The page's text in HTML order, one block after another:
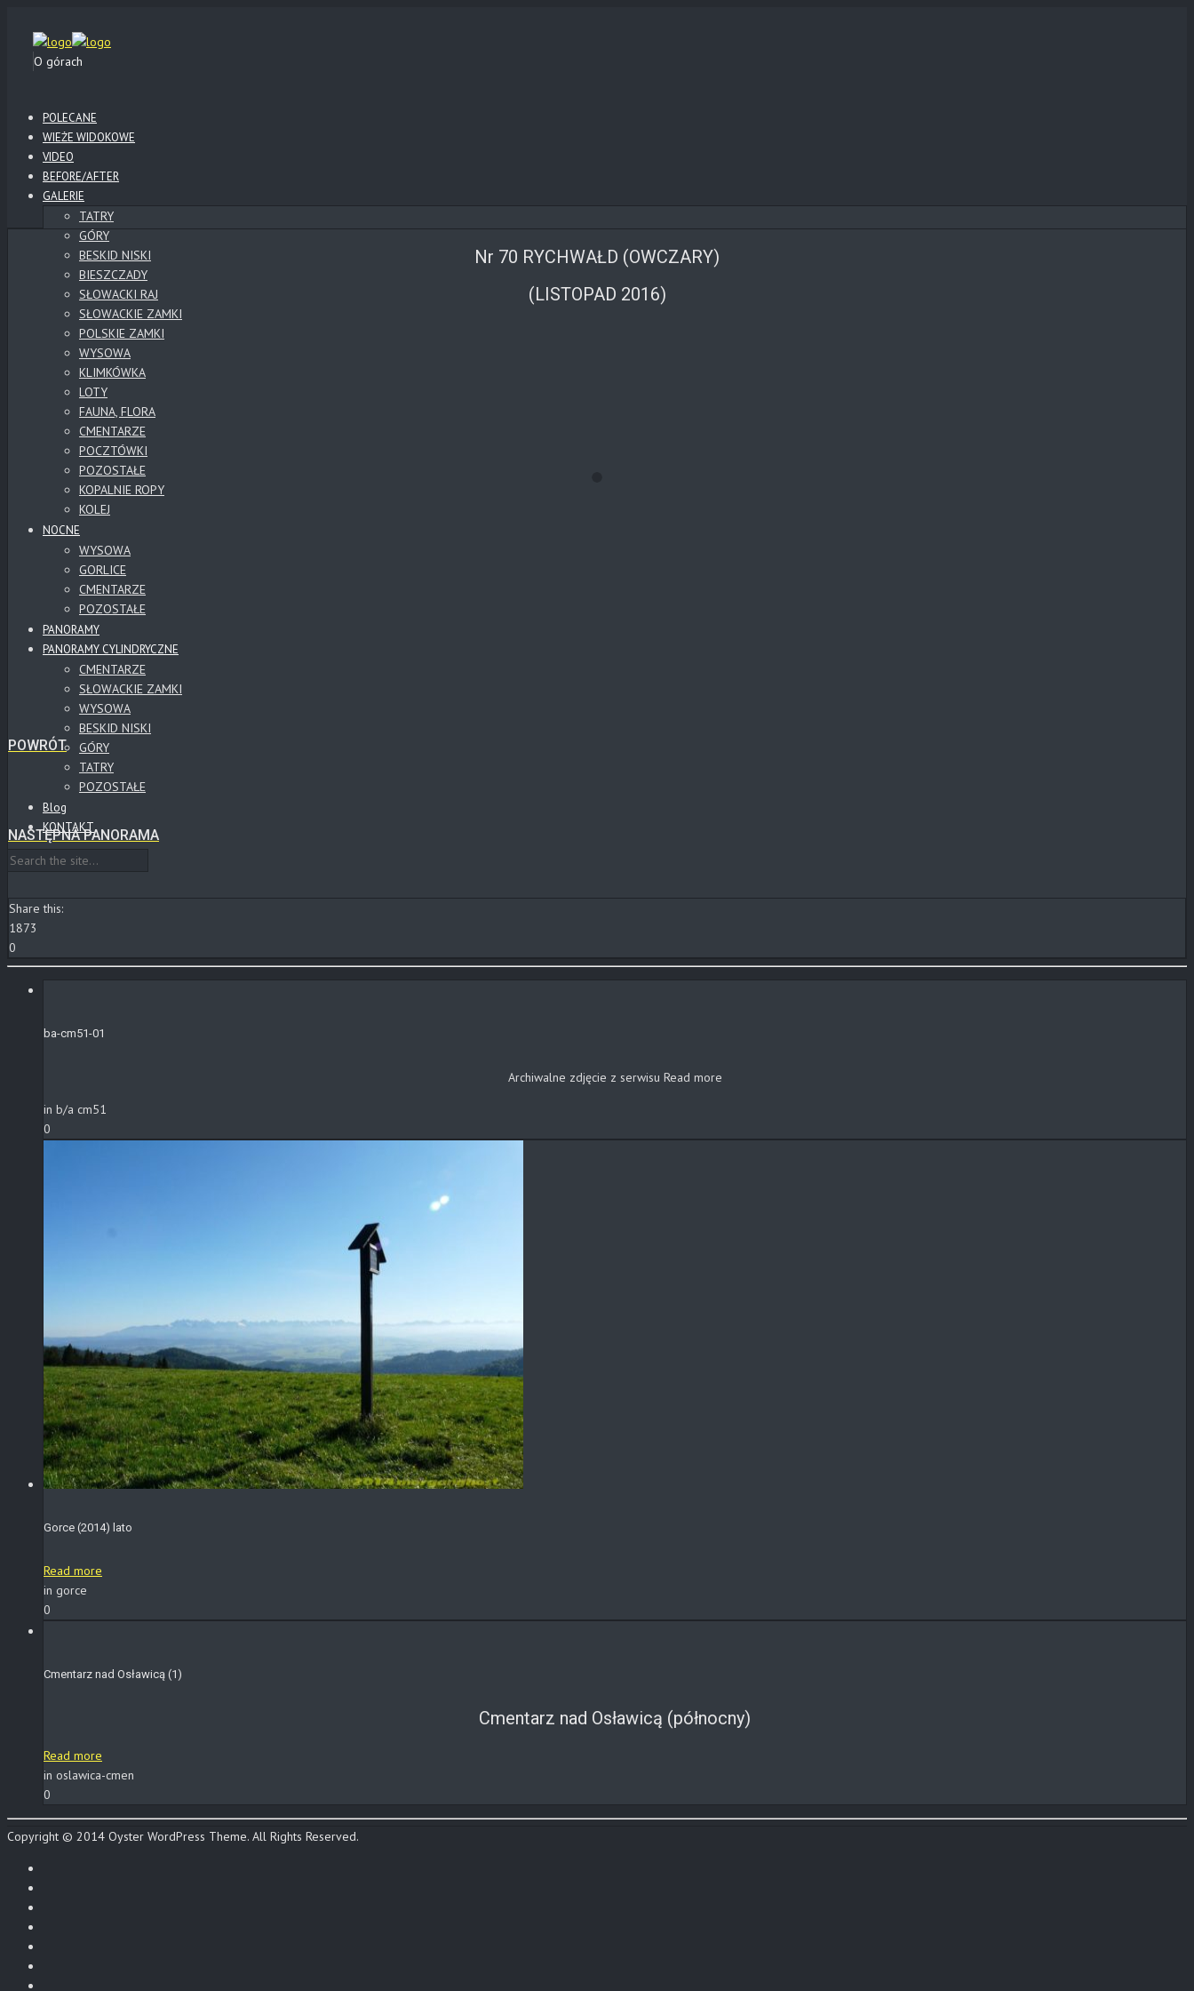
O górach
POLECANE
WIEŻE WIDOKOWE
VIDEO
BEFORE/AFTER
GALERIE
TATRY
GÓRY
BESKID NISKI
BIESZCZADY
SŁOWACKI RAJ
SŁOWACKIE ZAMKI
POLSKIE ZAMKI
WYSOWA
KLIMKÓWKA
LOTY
FAUNA, FLORA
CMENTARZE
POCZTÓWKI
POZOSTAŁE
KOPALNIE ROPY
KOLEJ
NOCNE
WYSOWA
GORLICE
CMENTARZE
POZOSTAŁE
PANORAMY
PANORAMY CYLINDRYCZNE
CMENTARZE
SŁOWACKIE ZAMKI
WYSOWA
BESKID NISKI
GÓRY
TATRY
POZOSTAŁE
Blog
KONTAKT
Nr 70 RYCHWAŁD (OWCZARY)
(LISTOPAD 2016)
POWRÓT
NASTĘPNA PANORAMA
Share this:
1873
0
ba-cm51-01
Archiwalne zdjęcie z serwisu Read more
in b/a cm51
0
Gorce (2014) lato
Read more
in gorce
0
Cmentarz nad Osławicą (1)
Cmentarz nad Osławicą (północny)
Read more
in oslawica-cmen
0
Copyright © 2014 Oyster WordPress Theme. All Rights Reserved.